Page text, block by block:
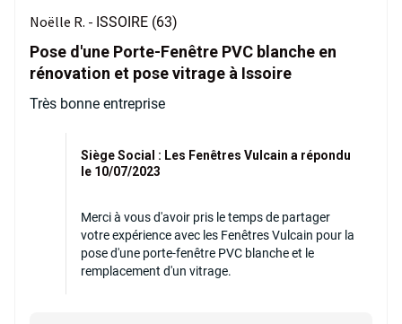
Noëlle R. - ISSOIRE (63)
Pose d'une Porte-Fenêtre PVC blanche en
rénovation et pose vitrage à Issoire
Très bonne entreprise
Siège Social : Les Fenêtres Vulcain a répondu
le 10/07/2023
Merci à vous d'avoir pris le temps de partager
votre expérience avec les Fenêtres Vulcain pour la
pose d'une porte-fenêtre PVC blanche et le
remplacement d'un vitrage.